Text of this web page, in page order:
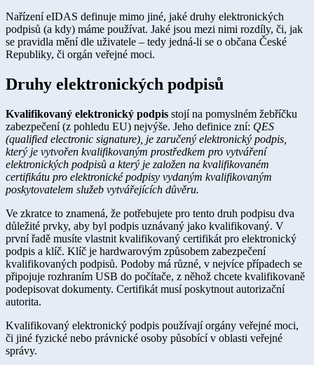
​​Nařízení eIDAS definuje mimo jiné, jaké druhy elektronických
podpisů (a kdy) máme používat. Jaké jsou mezi nimi rozdíly, či, jak
se pravidla mění dle uživatele – tedy jedná-li se o občana České
Republiky, či orgán veřejné moci.
Druhy elektronických podpisů
Kvalifikovaný elektronický podpis stojí na pomyslném žebříčku
zabezpečení (z pohledu EU) nejvýše. Jeho definice zní: QES
(qualified electronic signature), je zaručený elektronický podpis,
který je vytvořen kvalifikovaným prostředkem pro vytváření
elektronických podpisů a který je založen na kvalifikovaném
certifikátu pro elektronické podpisy vydaným kvalifikovaným
poskytovatelem služeb vytvářejících důvěru.
Ve zkratce to znamená, že potřebujete pro tento druh podpisu dva
důležité prvky, aby byl podpis uznávaný jako kvalifikovaný. V
první řadě musíte vlastnit kvalifikovaný certifikát pro elektronický
podpis a klíč. Klíč je hardwarovým způsobem zabezpečení
kvalifikovaných podpisů. Podoby má různé, v nejvíce případech se
připojuje rozhraním USB do počítače, z něhož chcete kvalifikovaně
podepisovat dokumenty. Certifikát musí poskytnout autorizační
autorita.
Kvalifikovaný elektronický podpis používají orgány veřejné moci,
či jiné fyzické nebo právnické osoby působící v oblasti veřejné
správy.